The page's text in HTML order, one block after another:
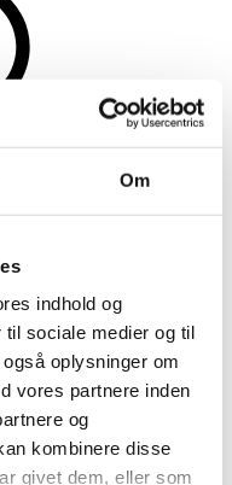
Om
indhold og
sociale medier og til
oplysninger om
vores partnere inden
og
kombinere disse
givet dem, eller som